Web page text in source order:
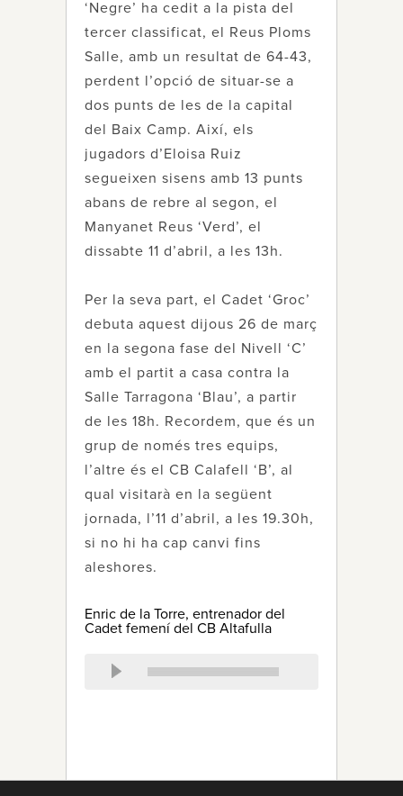
‘Negre’ ha cedit a la pista del
tercer classificat, el Reus Ploms
Salle, amb un resultat de 64-43,
perdent l’opció de situar-se a
dos punts de les de la capital
del Baix Camp. Així, els
jugadors d’Eloisa Ruiz
segueixen sisens amb 13 punts
abans de rebre al segon, el
Manyanet Reus ‘Verd’, el
dissabte 11 d’abril, a les 13h.
Per la seva part, el Cadet ‘Groc’
debuta aquest dijous 26 de març
en la segona fase del Nivell ‘C’
amb el partit a casa contra la
Salle Tarragona ‘Blau’, a partir
de les 18h. Recordem, que és un
grup de només tres equips,
l’altre és el CB Calafell ‘B’, al
qual visitarà en la següent
jornada, l’11 d’abril, a les 19.30h,
si no hi ha cap canvi fins
aleshores.
Enric de la Torre, entrenador del
Cadet femení del CB Altafulla